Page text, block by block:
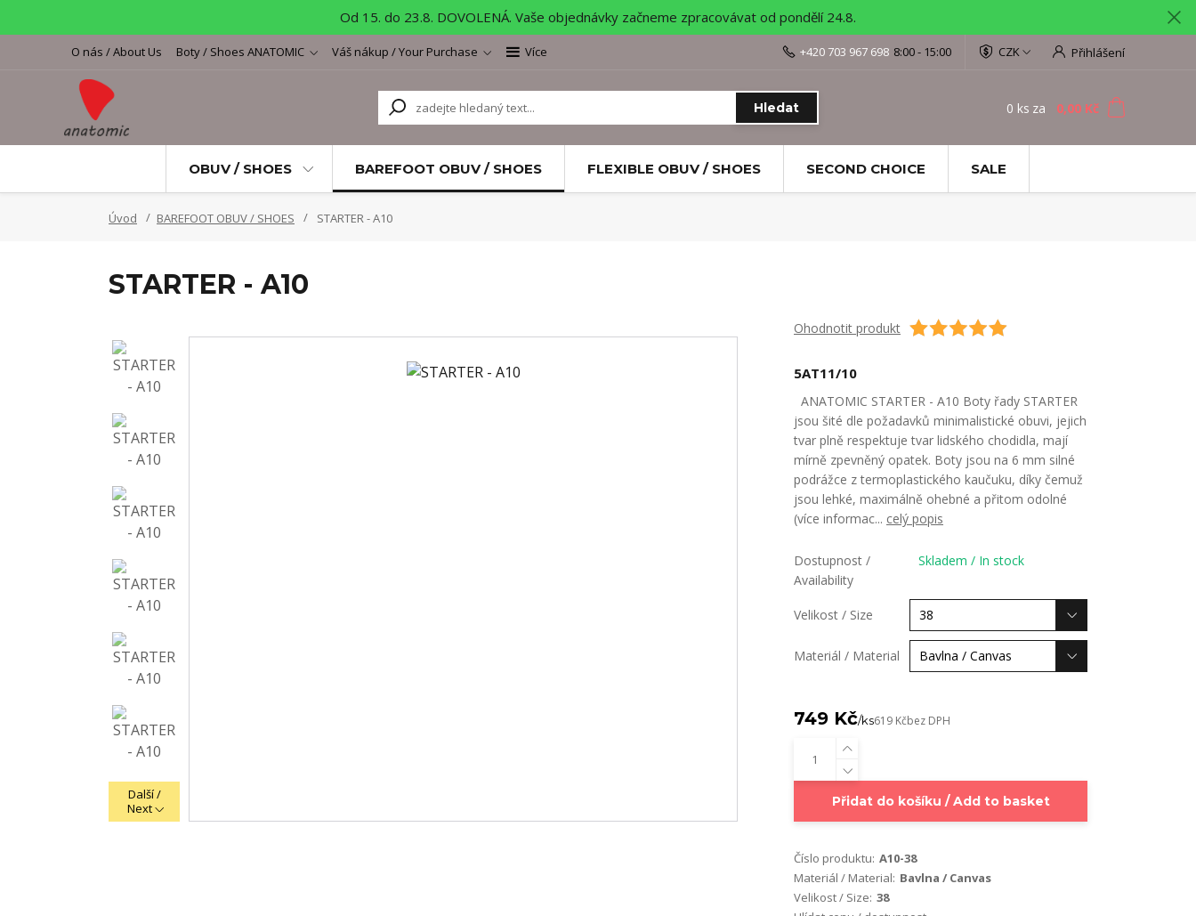
Od 15. do 23.8. DOVOLENÁ. Vaše objednávky začneme zpracovávat od pondělí 24.8.
O nás / About Us Boty / Shoes ANATOMIC Váš nákup / Your Purchase Více CZK Přihlášení
Hledat
+420 703 967 698 8:00 - 15:00
0 ks za 0,00 Kč
OBUV / SHOES BAREFOOT OBUV / SHOES FLEXIBLE OBUV / SHOES SECOND CHOICE SALE
Úvod BAREFOOT OBUV / SHOES STARTER - A10
STARTER - A10
Další /
Next
Ohodnotit produkt
5AT11/10
ANATOMIC STARTER - A10 Boty řady STARTER
jsou šité dle požadavků minimalistické obuvi, jejich
tvar plně respektuje tvar lidského chodidla, mají
mírně zpevněný opatek. Boty jsou na 6 mm silné
podrážce z termoplastického kaučuku, díky čemuž
jsou lehké, maximálně ohebné a přitom odolné
(více informac... celý popis
Dostupnost /
Availability
Skladem / In stock
Velikost / Size
Materiál / Material
749 Kč/ks619 Kčbez DPH
Přidat do košíku / Add to basket
Číslo produktu: A10-38
Materiál / Material: Bavlna / Canvas
Velikost / Size: 38